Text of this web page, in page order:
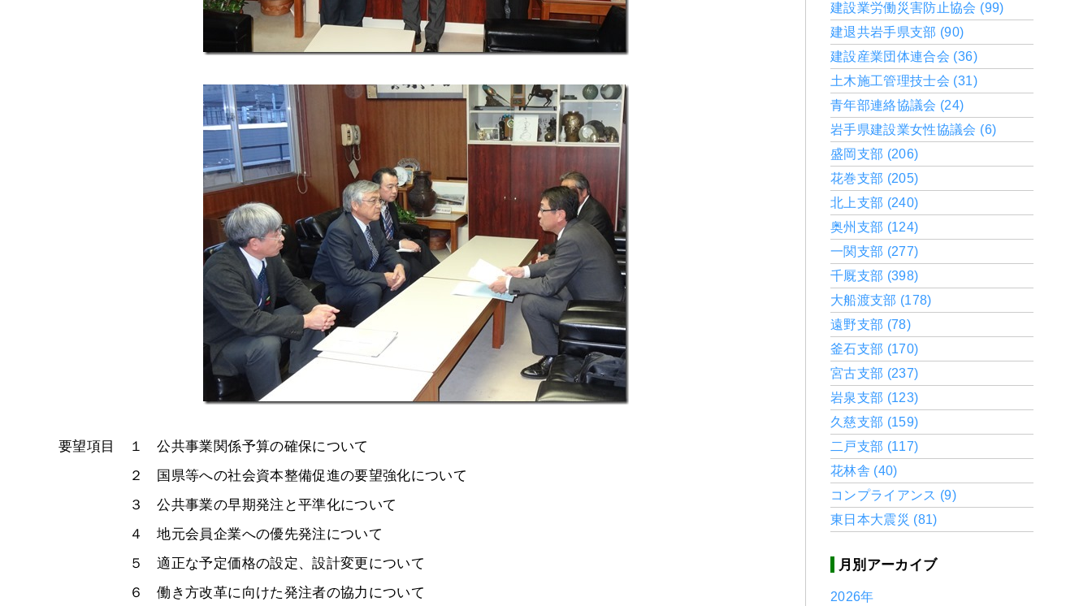
要望項目 １ 公共事業関係予算の確保について
２ 国県等への社会資本整備促進の要望強化について
３ 公共事業の早期発注と平準化について
４ 地元会員企業への優先発注について
５ 適正な予定価格の設定、設計変更について
６ 働き方改革に向けた発注者の協力について
建設業労働災害防止協会 (99)
建退共岩手県支部 (90)
建設産業団体連合会 (36)
土木施工管理技士会 (31)
青年部連絡協議会 (24)
岩手県建設業女性協議会 (6)
盛岡支部 (206)
花巻支部 (205)
北上支部 (240)
奥州支部 (124)
一関支部 (277)
千厩支部 (398)
大船渡支部 (178)
遠野支部 (78)
釜石支部 (170)
宮古支部 (237)
岩泉支部 (123)
久慈支部 (159)
二戸支部 (117)
花林舎 (40)
コンプライアンス (9)
東日本大震災 (81)
月別アーカイブ
2026年